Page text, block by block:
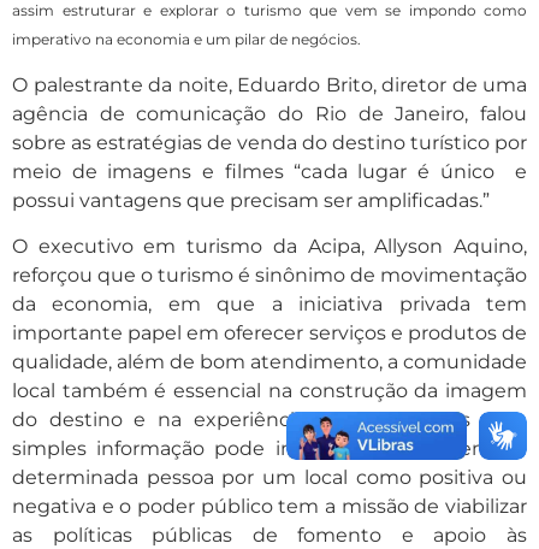
assim estruturar e explorar o turismo que vem se impondo como
imperativo na economia e um pilar de negócios.
O palestrante da noite, Eduardo Brito, diretor de uma
agência de comunicação do Rio de Janeiro, falou
sobre as estratégias de venda do destino turístico por
meio de imagens e filmes “cada lugar é único e
possui vantagens que precisam ser amplificadas.”
O executivo em turismo da Acipa, Allyson Aquino,
reforçou que o turismo é sinônimo de movimentação
da economia, em que a iniciativa privada tem
importante papel em oferecer serviços e produtos de
qualidade, além de bom atendimento, a comunidade
local também é essencial na construção da imagem
do destino e na experiência do turista, pois uma
simples informação pode impactar a passagem de
determinada pessoa por um local como positiva ou
negativa e o poder público tem a missão de viabilizar
as políticas públicas de fomento e apoio às